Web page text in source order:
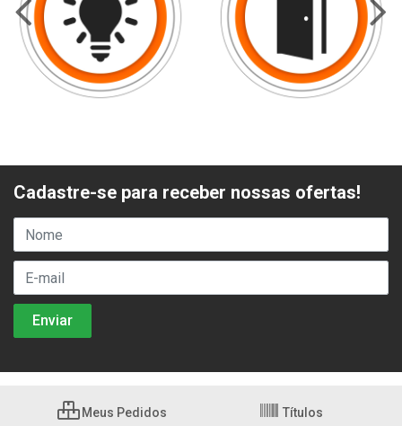
Cadastre-se para receber nossas ofertas!
Meus Pedidos Títulos